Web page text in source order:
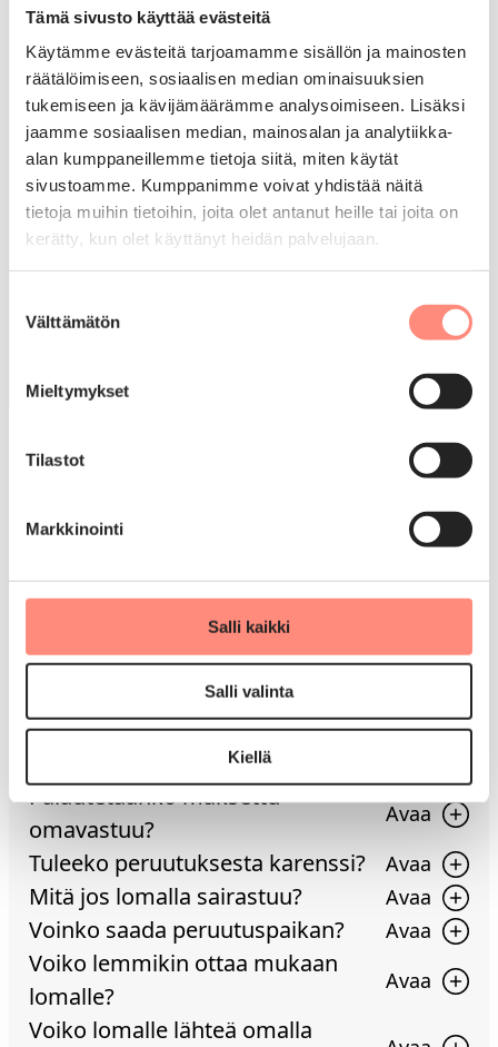
Tämä sivusto käyttää evästeitä
Käytämme evästeitä tarjoamamme sisällön ja mainosten
räätälöimiseen, sosiaalisen median ominaisuuksien
tukemiseen ja kävijämäärämme analysoimiseen. Lisäksi
jaamme sosiaalisen median, mainosalan ja analytiikka-
alan kumppaneillemme tietoja siitä, miten käytät
sivustoamme. Kumppanimme voivat yhdistää näitä
tietoja muihin tietoihin, joita olet antanut heille tai joita on
kerätty, kun olet käyttänyt heidän palvelujaan.
valinta
Välttämätön
Mieltymykset
Tilastot
Markkinointi
Salli kaikki
Salli valinta
Kiellä
Hakemuksessa käytämme vahvaa
tunnistautumista, jotta voimme
varmistaa tietojen turvallisuuden.
Mikäli et voi hakea lomaa sähköisesti,
voit tulostaa hakemuksen:Paperinen
hakemus (PDF)ja lähettää sen meille
postissa.
Lomakalenterin ja paperihakemuksia voi
myös tilata postissa kotiin
Usein kysyttyä tuetuista lomista
Onko lomalla pakollista ohjelmaa?
Milloin myönnetystä lomasta
Mitä tuettu loma maksaa?
Mitä jos omavastuuseen ei ole
varaa?
Voiko loman peruuttaa?
Palautetaanko maksettu
omavastuu?
Tuleeko peruutuksesta karenssi?
Mitä jos lomalla sairastuu?
Voinko saada peruutuspaikan?
Voiko lemmikin ottaa mukaan
lomalle?
Voiko lomalle lähteä omalla